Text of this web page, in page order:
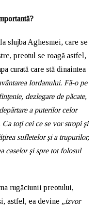
slujba Aghesmei, care se
preotul se roagă astfel,
curată care stă dinaintea
Iordanului. Fă-o pe
dezlegare de păcate,
a puterilor celor
toţi cei ce se vor stropi şi
sufletelor şi a trupurilor,
caselor şi spre tot folosul
rugăciunii preotului,
astfel, ea devine „izvor